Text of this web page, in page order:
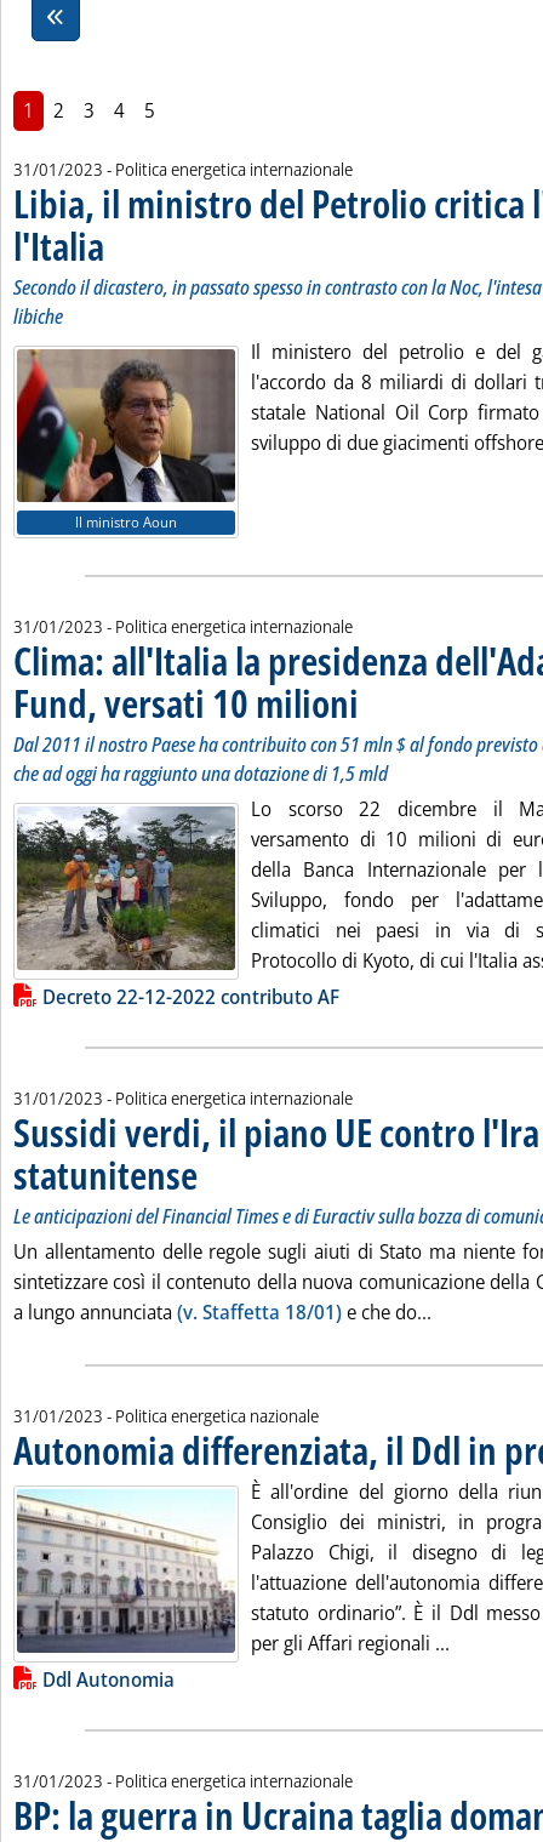
1 2 3 4 5
31/01/2023 - Politica energetica internazionale
Libia, il ministro del Petrolio critica
l'Italia
Secondo il dicastero, in passato spesso in contrasto con la Noc,
libiche
Il ministro Aoun
Il ministero del petrolio e del
l'accordo da 8 miliardi di dollari
statale National Oil Corp
sviluppo di due giacimenti
31/01/2023 - Politica energetica internazionale
Clima: all'Italia la presidenza
Fund, versati 10 milioni
Dal 2011 il nostro Paese ha contribuito con 51 mln $ al fondo
che ad oggi ha raggiunto una dotazione di 1,5 mld
Lo scorso 22 dicembre il
versamento di 10 milioni di
della Banca Internazionale per
Sviluppo, fondo per
climatici nei paesi in via di
Protocollo di Kyoto, di cui l'Italia
Lista allegati PDF alla notizia
Decreto 22-12-2022 contributo AF
31/01/2023 - Politica energetica internazionale
Sussidi verdi, il piano UE contro l'Ira
statunitense . Sottotitolo: Le anticipazioni del Financial Times e di
. Pubblicata martedì 31 gennaio 2023 alle 11.49.
Le anticipazioni del Financial Times e di Euractiv sulla bozza di
Un allentamento delle regole sugli aiuti di Stato ma niente
sintetizzare così il contenuto della nuova comunicazione della
a lungo annunciata(v. Staffetta 18/01)e che do...
31/01/2023 - Politica energetica nazionale
Autonomia differenziata, il Ddl in
È all'ordine del giorno della
Consiglio dei ministri, in
Palazzo Chigi, il disegno di
l'attuazione dell'autonomia
statuto ordinario”. È il Ddl
per gli Affari regionali ...
Lista allegati PDF alla notizia
Ddl Autonomia
31/01/2023 - Politica energetica internazionale
BP: la guerra in Ucraina taglia